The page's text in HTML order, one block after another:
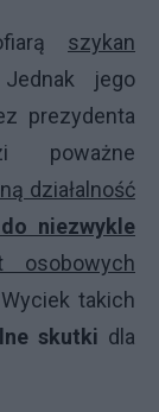
szykan
jego
prezydenta
poważne
działalność
niezwykle
osobowych
takich
skutki dla